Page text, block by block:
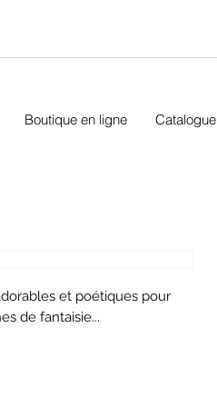
Boutique en ligne Catalogue
et poétiques pour
de fantaisie...